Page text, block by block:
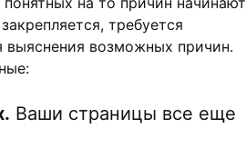
требуется
выяснения возможных причин.
Ваши страницы все еще